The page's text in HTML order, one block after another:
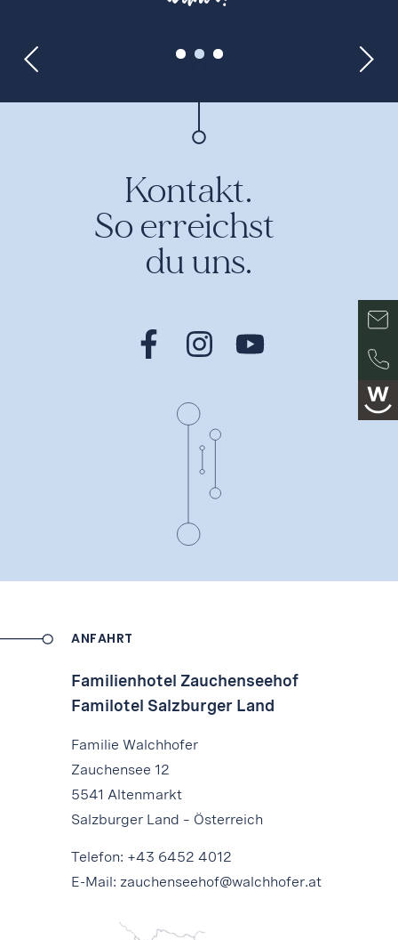
Kontakt.
So erreichst
du uns.
ANFAHRT
Familienhotel Zauchenseehof
Familotel Salzburger Land
Familie Walchhofer
Zauchensee 12
5541 Altenmarkt
Salzburger Land – Österreich
Telefon: +43 6452 4012
E-Mail: zauchenseehof@walchhofer.at